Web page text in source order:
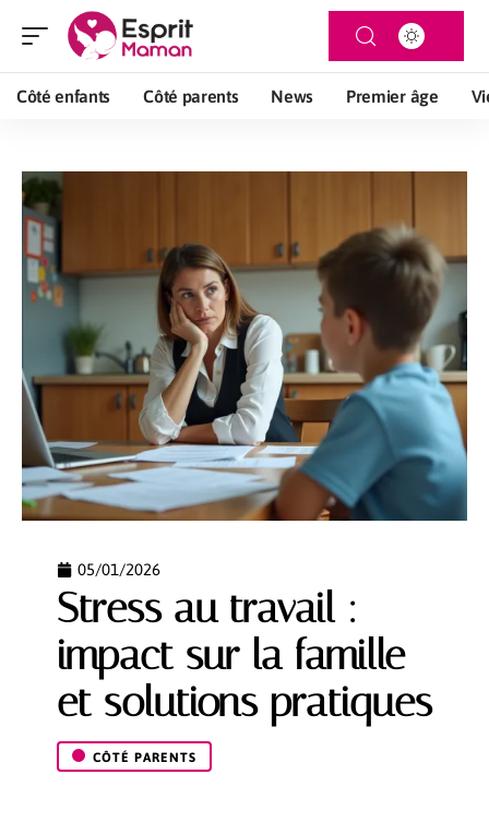
Côté enfants Côté parents News Premier âge
05/01/2026
Stress au travail :
impact sur la famille
et solutions pratiques
CÔTÉ PARENTS